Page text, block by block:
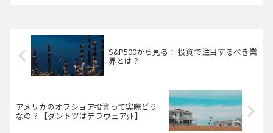
S&P500から見る！ 投資で注目するべき業
界とは？
アメリカのオフショア投資って実際どう
なの？【ダントツはデラウェア州】